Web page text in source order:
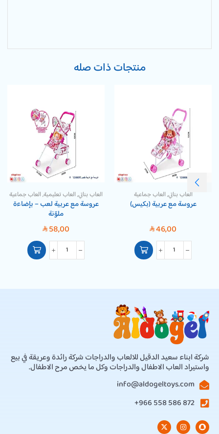
منتجات ذات صله
العاب بناتي,العاب جماعية
عروسة مع عربية (بكيس)
SAR46,00
العاب بناتي,العاب تعليمية,العاب جماعية
عروسة مع عربية لعب – بإضاءة
ملوّنة
SAR 58,00
شركة ابناء سعيد الدقيل للالعاب والدراجات شركة رائدة وعريقة في بيع
واستيراد العاب الاطفال والدراجات وكل ما يخص مرح الاطفال.
info@aldogeltoys.com
872 586 558 966+